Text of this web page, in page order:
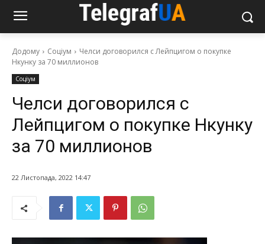
Додому Соціум
Челси договорился с Лейпцигом о покупке
Нкунку за 70 миллионов
Соціум
Челси договорился с
Лейпцигом о покупке Нкунку
за 70 миллионов
22 Листопада, 2022 14:47